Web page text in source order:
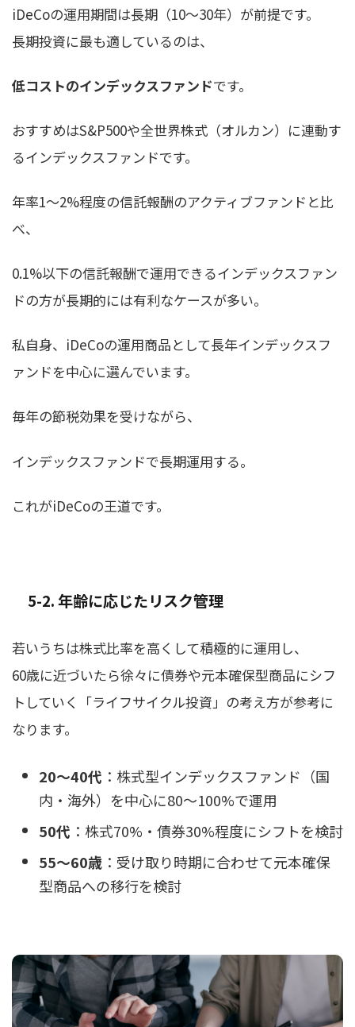
iDeCoの運用期間は長期（10〜30年）が前提です。
長期投資に最も適しているのは、
低コストのインデックスファンドです。
おすすめはS&P500や全世界株式（オルカン）に連動す
るインデックスファンドです。
年率1〜2%程度の信託報酬のアクティブファンドと比
べ、
0.1%以下の信託報酬で運用できるインデックスファン
ドの方が長期的には有利なケースが多い。
私自身、iDeCoの運用商品として長年インデックスフ
ァンドを中心に選んでいます。
毎年の節税効果を受けながら、
インデックスファンドで長期運用する。
これがiDeCoの王道です。
5-2. 年齢に応じたリスク管理
若いうちは株式比率を高くして積極的に運用し、
60歳に近づいたら徐々に債券や元本確保型商品にシフ
トしていく「ライフサイクル投資」の考え方が参考に
なります。
20〜40代 ：株式型インデックスファンド（国
内・海外）を中心に80〜100%で運用
50代 ：株式70%・債券30%程度にシフトを検討
55〜60歳 ：受け取り時期に合わせて元本確保
型商品への移行を検討